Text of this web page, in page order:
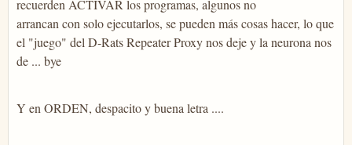
recuerden ACTIVAR los programas, algunos no
arrancan con solo ejecutarlos, se pueden más cosas hacer, lo que
el "juego" del D-Rats Repeater Proxy nos deje y la neurona nos
de ... bye
Y en ORDEN, despacito y buena letra ....